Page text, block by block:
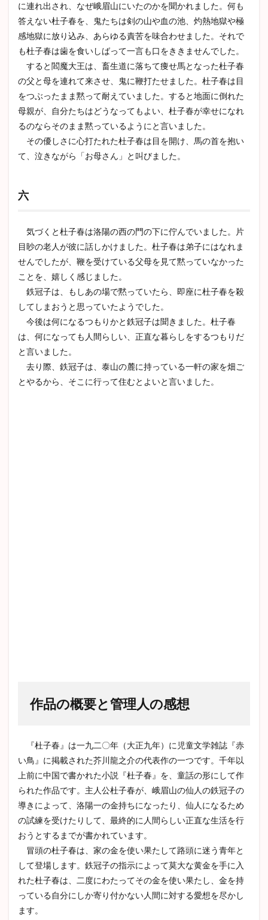
に連れ出され、なぜ峨眉山にいたのかを聞かれました。何も
答えない杜子春を、鬼たちは剣の山や血の池、灼熱地獄や極
感地獄に放り込み、あらゆる責苦を味合わせました。それで
も杜子春は歯を食いしばって一言も口をききませんでした。
すると閻魔大王は、畜生道に落ちて痩せ馬となった杜子春
の父と母を連れて来させ、鬼に鞭打たせました。杜子春は目
をつぶったまま黙って耐えていました。すると地面に倒れた
母親が、自分たちはどうなってもよい、杜子春が幸せになれ
るのならそのまま黙っているようにと言いました。
その優しさに心打たれた杜子春は目を開け、馬の首を抱い
て、泣きながら「お母さん」と叫びました。
六
気づくと杜子春は洛陽の西の門の下に佇んでいました。片
目眇の老人が彼に話しかけました。杜子春は弟子にはなれま
せんでしたが、鞭を受けている父母を見て黙っていなかった
ことを、嬉しく感じました。
鉄冠子は、もしあの場で黙っていたら、即座に杜子春を殺
してしまおうと思っていたようでした。
今後は何になるつもりかと鉄冠子は聞きました。杜子春
は、何になっても人間らしい、正直な暮らしをするつもりだ
と言いました。
去り際、鉄冠子は、泰山の麓に持っている一軒の家を畑ご
とやるから、そこに行って住むとよいと言いました。
作品の概要と管理人の感想
『杜子春』は一九二〇年（大正九年）に児童文学雑誌『赤
い鳥』に掲載された芥川龍之介の代表作の一つです。千年以
上前に中国で書かれた小説『杜子春』を、童話の形にして作
られた作品です。主人公杜子春が、峨眉山の仙人の鉄冠子の
導きによって、洛陽一の金持ちになったり、仙人になるため
の試練を受けたりして、最終的に人間らしい正直な生活を行
おうとするまでが書かれています。
冒頭の杜子春は、家の金を使い果たして路頭に迷う青年と
して登場します。鉄冠子の指示によって莫大な黄金を手に入
れた杜子春は、二度にわたってその金を使い果たし、金を持
っている自分にしか寄り付かない人間に対する愛想を尽かし
ます。